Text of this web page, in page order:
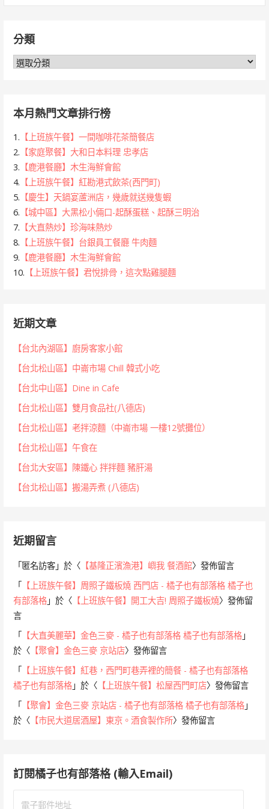
字:分類
分
本月熱門文章排行榜
1. 【上班族午餐】一間咖啡花茶簡餐店
2. 【家庭聚餐】大和日本料理 忠孝店
3. 【鹿港餐廳】木生海鮮會館
4. 【上班族午餐】紅勘港式飲茶(西門町)
5. 【慶生】天鍋宴蘆洲店，幾歲就送幾隻蝦
6. 【城中區】大黑松小倆口-起酥蛋糕、起酥三明治
7. 【大直熱炒】珍海味熱炒
8. 【上班族午餐】台銀員工餐廳 牛肉麵
9. 【鹿港餐廳】木生海鮮會館
10. 【上班族午餐】君悅排骨，這次點雞腿麵
近期文章
【台北內湖區】廚房客家小館
【台北松山區】中崙市場 Chill 韓式小吃
【台北中山區】Dine in Cafe
【台北松山區】雙月食品社(八德店)
【台北松山區】老拌涼麵（中崙市場 一樓12號攤位）
【台北松山區】午食在
【台北大安區】陳鐵心 拌拌麵 豬肝湯
【台北松山區】搬湯弄煮 (八德店)
近期留言
「匿名訪客 」於〈 【基隆正濱漁港】嶼我 餐酒館〉發佈留言
「
【上班族午餐】周照子鐵板燒 西門店 - 橘子也有部落格 橘子也
有部落格 」於〈 【上班族午餐】開工大吉! 周照子鐵板燒〉發佈留
言
「
【大直美麗華】金色三麥 - 橘子也有部落格 橘子也有部落格 」
於〈 【聚會】金色三麥 京站店〉發佈留言
「
【上班族午餐】紅巷，西門町巷弄裡的簡餐 - 橘子也有部落格
橘子也有部落格 」於〈 【上班族午餐】松屋西門町店〉發佈留言
「
【聚會】金色三麥 京站店 - 橘子也有部落格 橘子也有部落格 」
於〈 【市民大道居酒屋】東京。酒食製作所〉發佈留言
訂閱橘子也有部落格 (輸入Email)